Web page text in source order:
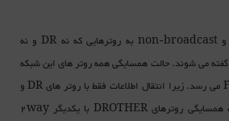
در شبکه های broadcast و non-broadcast به روترهایی که نه DR و نه
BDR هستند، DROTHER گفته می شوند. حالت همسایگی همه روتر های این شبکه
فقط با DR و BDR به FULL می رسد. زیرا انتقال اطلاعات فقط با روتر های DR و
BDR صورت می گیرد. حالت همسایگی روترهای DROTHER با یکدیگر 2way